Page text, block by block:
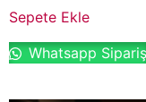
Sepete Ekle
Whatsapp Sipariş